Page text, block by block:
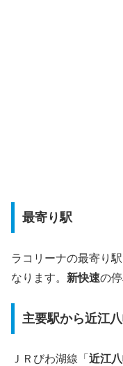
最寄り駅
ラコリーナの最寄り駅
なります。 新快速の停
主要駅から近江
ＪＲびわ湖線「 近江